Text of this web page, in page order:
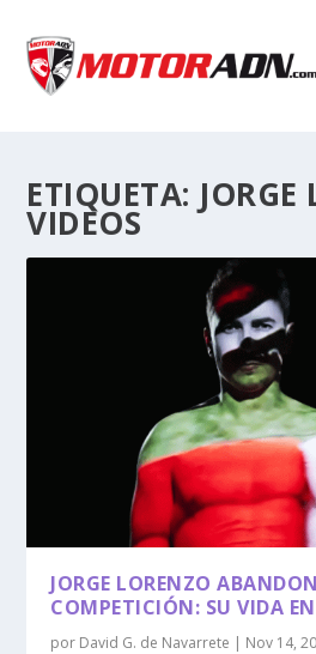
ETIQUETA: JORGE
VIDEOS
JORGE LORENZO
COMPETICIÓN: SU VIDA
por David G. de Navarrete | Nov 14,